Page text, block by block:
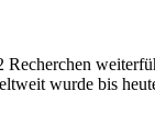
wurde bis